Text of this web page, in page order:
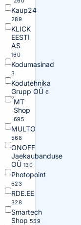
Kaup24
289
KLICK
EESTI
AS
160
Kodumasinad
3
Kodutehnika
Grupp OÜ 6
MT
Shop
695
MULTO
568
ONOFF
Jaekaubanduse
OÜ 130
Photopoint
623
RDE.EE
328
Smartech
Shop 559